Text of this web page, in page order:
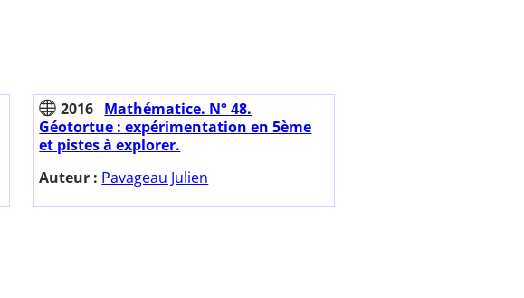
2016 Mathématice. N° 48.
Géotortue : expérimentation en 5ème
et pistes à explorer.
Auteur : Pavageau Julien